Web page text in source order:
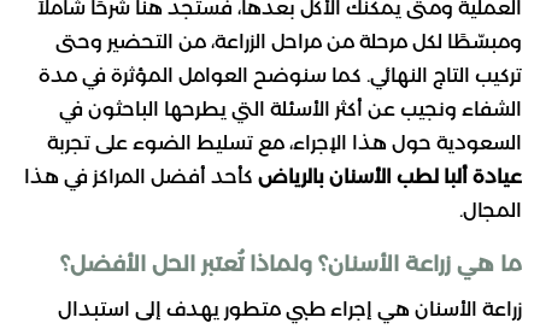
العملية ومتى يمكنك الأكل بعدها، فستجد هنا شرحًا شاملاً
ومبسّطًا لكل مرحلة من مراحل الزراعة، من التحضير وحتى
تركيب التاج النهائي. كما سنوضح العوامل المؤثرة في مدة
الشفاء ونجيب عن أكثر الأسئلة التي يطرحها الباحثون في
السعودية حول هذا الإجراء، مع تسليط الضوء على تجربة
عيادة ألبا لطب الأسنان بالرياض كأحد أفضل المراكز في هذا
المجال.
ما هي زراعة الأسنان؟ ولماذا تُعتبر الحل الأفضل؟
زراعة الأسنان هي إجراء طبي متطور يهدف إلى استبدال